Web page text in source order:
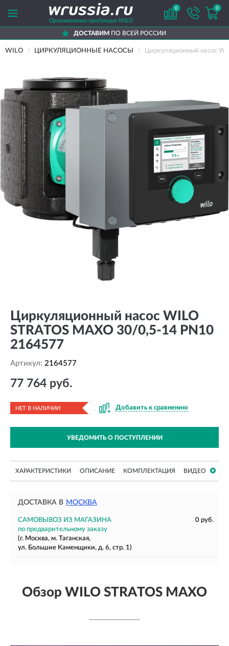
0 0
ДОСТАВИМПО ВСЕЙ РОССИИ
WILO ЦИРКУЛЯЦИОННЫЕ НАСОСЫ Циркуляционный насос
Циркуляционный насос WILO
STRATOS MAXO 30/0,5-14 PN10
2164577
Артикул: 2164577
77 764 руб.
НЕТ В НАЛИЧИИ Добавить к сравнению
УВЕДОМИТЬ О ПОСТУПЛЕНИИ
ХАРАКТЕРИСТИКИ ОПИСАНИЕ КОМПЛЕКТАЦИЯ ВИДЕО
ДОСТАВКА В МОСКВА
САМОВЫВОЗ ИЗ МАГАЗИНА
0 руб.
по предварительному заказу
(г. Москва, м. Таганская,
ул. Большие Каменщики, д. 6, стр. 1)
Обзор WILO STRATOS MAXO